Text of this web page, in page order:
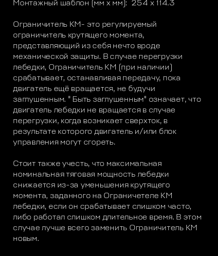
Монтажный шаблон (мм x мм): 254 x 114.3
Ограничитель КМ- это регулируемый
ограничитель крутящего момента,
представляющий из себя нечто вроде
механической защиты. В случае перегрузки
лебедки, Ограничитель КМ (при наличии)
срабатывает, останавливая передачу, пока
двигатель ещё вращается, не будучи
заглушенным. " Быть заглушенным" означает, что
двигатель лебедки не вращается в случае
перегрузки, когда возникает сверхток, в
результате которого двигатель и/или блок
управления могут сгореть.
Стоит также учесть, что максимальная
номинальная тяговая мощность лебедки
снижается из-за уменьшения крутящего
момента, заданного на Ограничетеле КМ
лебедки, если он срабатывает слишком часто,
либо работал слишком длительное время. В этом
случае лучше всего заменить Ограничитель КМ
новым.